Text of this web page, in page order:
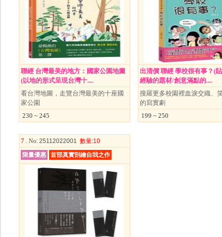
聯經 台灣最美的地方：國家公園地圖
(以地的形式呈現台灣十....
看台灣地圖，走覽台灣最美的十座國
家公園
230 ~ 245
出清價 聯經 學校很有事？(
經驗的題材/創意滿點的....
搜羅更多校園裡血淚交織、
的寫實劇
199 ~ 250
7 . No: 25112022001 數量:10
限量優惠
首部真實剖繪自我之作